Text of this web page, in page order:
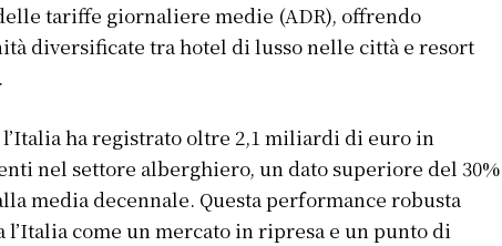
tariffe giornaliere medie (ADR), offrendo
diversificate tra hotel di lusso nelle città e resort
l’Italia ha registrato oltre 2,1 miliardi di euro in
nel settore alberghiero, un dato superiore del 30%
media decennale. Questa performance robusta
l’Italia come un mercato in ripresa e un punto di